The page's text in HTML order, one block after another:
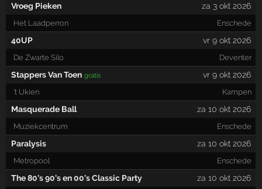
Vroeg Pieken za 3 okt 2026
Het Laadperron Enschede
40UP vr 9 okt 2026
De Zwarte Silo Deventer
Stappers Van Toen gratis vr 9 okt 2026
't Ukien Kampen
Masquerade Ball za 10 okt 2026
Muziekcentrum Enschede
Paralysis za 10 okt 2026
Metropool Enschede
The 80's 90's en 00's Classic Party za 10 okt 2026